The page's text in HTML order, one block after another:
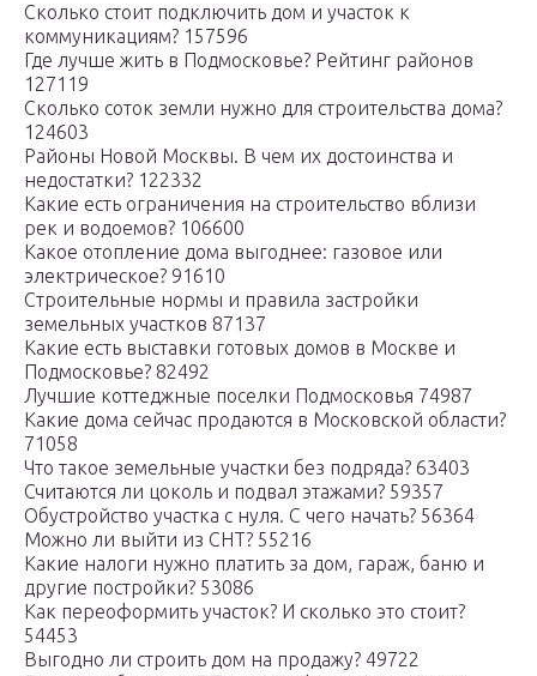
Сколько стоит подключить дом и участок к
коммуникациям? 157596
Где лучше жить в Подмосковье? Рейтинг районов
127119
Сколько соток земли нужно для строительства дома?
124603
Районы Новой Москвы. В чем их достоинства и
недостатки? 122332
Какие есть ограничения на строительство вблизи
рек и водоемов? 106600
Какое отопление дома выгоднее: газовое или
электрическое? 91610
Строительные нормы и правила застройки
земельных участков 87137
Какие есть выставки готовых домов в Москве и
Подмосковье? 82492
Лучшие коттеджные поселки Подмосковья 74987
Какие дома сейчас продаются в Московской области?
71058
Что такое земельные участки без подряда? 63403
Считаются ли цоколь и подвал этажами? 59357
Обустройство участка с нуля. С чего начать? 56364
Можно ли выйти из СНТ? 55216
Какие налоги нужно платить за дом, гараж, баню и
другие постройки? 53086
Как переоформить участок? И сколько это стоит?
54453
Выгодно ли строить дом на продажу? 49722